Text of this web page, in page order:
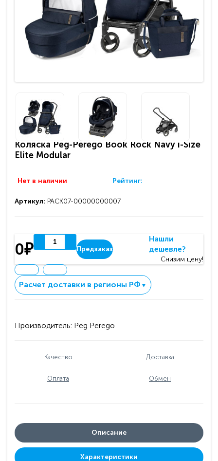
Коляска Peg-Perego Book Rock Navy i-Size
Elite Modular
Нет в наличии Рейтинг:
Артикул: PACK07-00000000007
0₽ Предзаказ
Нашли
дешевле?
Снизим цену!
Расчет доставки в регионы РФ ▼
Производитель: Peg Perego
Качество Доставка
Оплата Обмен
Описание
Характеристики